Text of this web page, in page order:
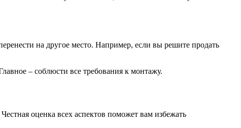
на другое место. Например, если вы решите продать
– соблюсти все требования к монтажу.
оценка всех аспектов поможет вам избежать